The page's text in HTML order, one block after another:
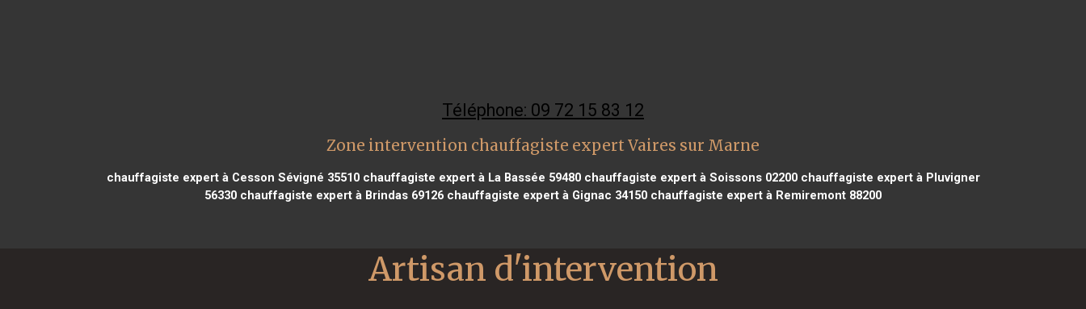
Téléphone: 09 72 15 83 12
Zone intervention chauffagiste expert Vaires sur Marne
chauffagiste expert à Cesson Sévigné 35510chauffagiste expert à La Bassée 59480chauffagiste expert à Soissons 02200chauffagiste expert à Pluvigner
56330 chauffagiste expert à Brindas 69126 chauffagiste expert à Gignac 34150 chauffagiste expert à Remiremont 88200
Artisan d'intervention